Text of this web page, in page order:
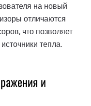
на новый
отличаются
что позволяет
тепла.
и